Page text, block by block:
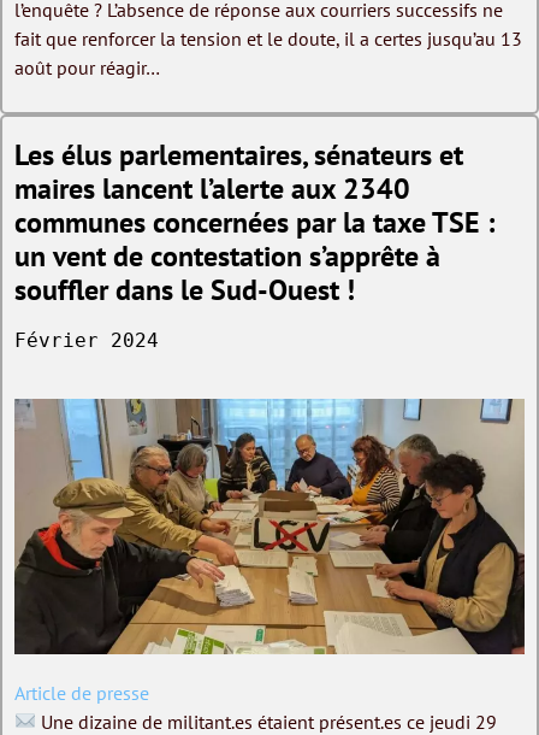
l’enquête ? L’absence de réponse aux courriers successifs ne
fait que renforcer la tension et le doute, il a certes jusqu’au 13
août pour réagir…
Les élus parlementaires, sénateurs et
maires lancent l’alerte aux 2340
communes concernées par la taxe TSE :
un vent de contestation s’apprête à
souffler dans le Sud-Ouest !
Février 2024
Article de presse
Une dizaine de militant.es étaient présent.es ce jeudi 29